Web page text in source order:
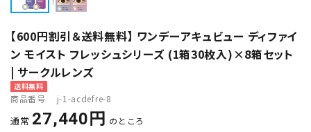
【600円割引＆送料無料】 ワンデーアキュビュー ディファイ
ン モイスト フレッシュシリーズ (1箱30枚入)×8箱セット
| サークルレンズ
送料無料
商品番号 j-1-acdefre-8
通常 27,440 のところ